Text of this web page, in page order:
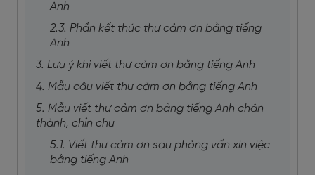
Anh
2.3. Phần kết thúc thư cảm ơn bằng tiếng
Anh
3. Lưu ý khi viết thư cảm ơn bằng tiếng Anh
4. Mẫu câu viết thư cảm ơn bằng tiếng Anh
5. Mẫu viết thư cảm ơn bằng tiếng Anh chân
thành, chỉn chu
5.1. Viết thư cảm ơn sau phỏng vấn xin việc
bằng tiếng Anh